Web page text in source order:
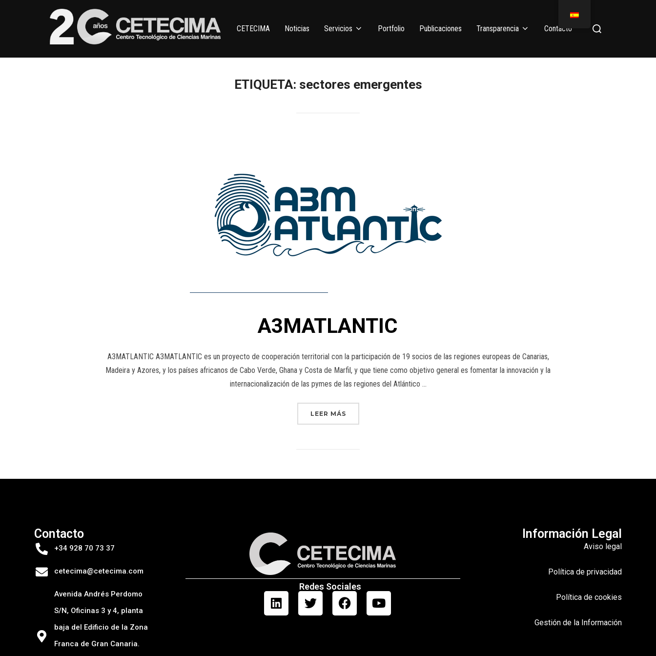
CETECIMA Noticias Servicios Portfolio Publicaciones Transparencia Contacto
ETIQUETA: sectores emergentes
A3MATLANTIC
A3MATLANTIC A3MATLANTIC es un proyecto de cooperación territorial con la participación de 19 socios de las regiones europeas de Canarias,
Madeira y Azores, y los países africanos de Cabo Verde, Ghana y Costa de Marfil, y que tiene como objetivo general es fomentar la innovación y la
internacionalización de las pymes de las regiones del Atlántico …
LEER MÁS
Contacto
+34 928 70 73 37
cetecima@cetecima.com
Avenida Andrés Perdomo
S/N, Oficinas 3 y 4, planta
baja del Edificio de la Zona
Franca de Gran Canaria.
Redes Sociales
Información Legal
Aviso legal
Política de privacidad
Política de cookies
Gestión de la Información